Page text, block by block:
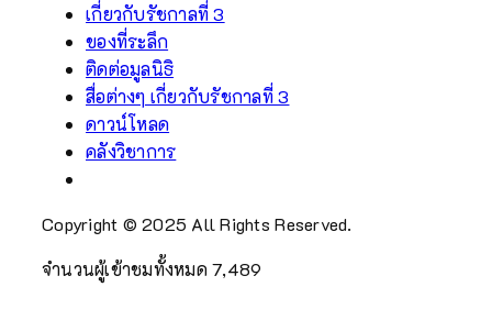
เกี่ยวกับรัชกาลที่ 3
ของที่ระลึก
ติดต่อมูลนิธิ
สื่อต่างๆ เกี่ยวกับรัชกาลที่ 3
ดาวน์โหลด
คลังวิชาการ
Copyright © 2025 All Rights Reserved.
จำนวนผู้เข้าชมทั้งหมด7,489